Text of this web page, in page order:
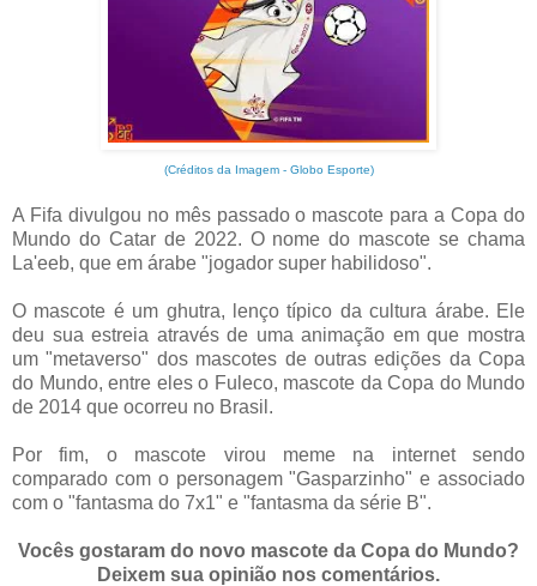
(Créditos da Imagem - Globo Esporte)
A Fifa divulgou no mês passado o mascote para a Copa do
Mundo do Catar de 2022. O nome do mascote se chama
La'eeb, que em árabe "jogador super habilidoso".
O mascote é um ghutra, lenço típico da cultura árabe. Ele
deu sua estreia através de uma animação em que mostra
um "metaverso" dos mascotes de outras edições da Copa
do Mundo, entre eles o Fuleco, mascote da Copa do Mundo
de 2014 que ocorreu no Brasil.
Por fim, o mascote virou meme na internet sendo
comparado com o personagem "Gasparzinho" e associado
com o "fantasma do 7x1" e "fantasma da série B".
Vocês gostaram do novo mascote da Copa do Mundo?
Deixem sua opinião nos comentários.